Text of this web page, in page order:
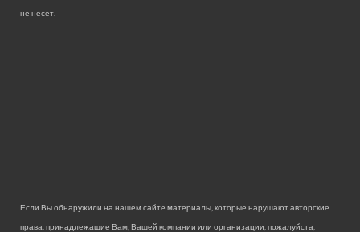
не несет.
Если Вы обнаружили на нашем сайте материалы, которые нарушают авторские
права, принадлежащие Вам, Вашей компании или организации, пожалуйста,